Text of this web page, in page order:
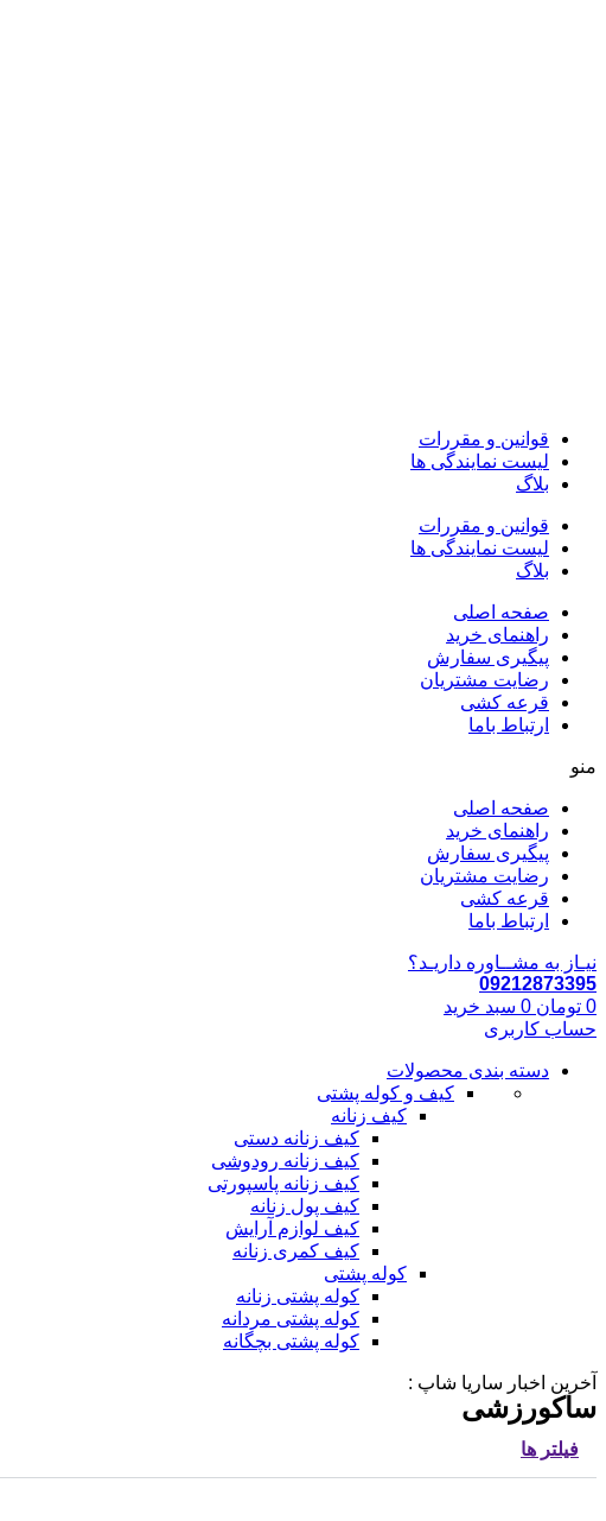
قوانین و مقررات
لیست نمایندگی ها
بلاگ
قوانین و مقررات
لیست نمایندگی ها
بلاگ
صفحه اصلی
راهنمای خرید
پیگیری سفارش
رضایت مشتریان
قرعه کشی
ارتباط باما
منو
صفحه اصلی
راهنمای خرید
پیگیری سفارش
رضایت مشتریان
قرعه کشی
ارتباط باما
نیـاز به مشــاوره داریـد؟
09212873395
0 تومان 0 سبد خرید
حساب کاربری
دسته بندی محصولات
کیف و کوله پشتی
کیف زنانه
کیف زنانه دستی
کیف زنانه رودوشی
کیف زنانه پاسپورتی
کیف پول زنانه
کیف لوازم آرایش
کیف کمری زنانه
کوله پشتی
کوله پشتی زنانه
کوله پشتی مردانه
کوله پشتی بچگانه
آخرین اخبار ساریا شاپ :
ساکورزشی
فیلتر ها